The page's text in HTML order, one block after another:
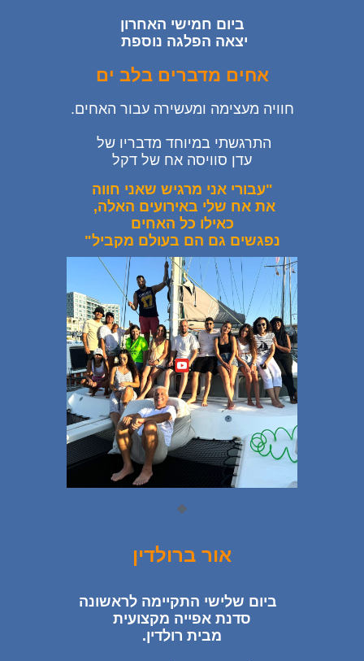
ביום חמישי האחרון
יצאה הפלגה נוספת
אחים מדברים בלב ים
חוויה מעצימה ומעשירה עבור האחים.
התרגשתי במיוחד מדבריו של
עדן סוויסה אח של דקל
"עבורי אני מרגיש שאני חווה
את אח שלי באירועים האלה,
כאילו כל האחים
נפגשים גם הם בעולם מקביל"
🔶
אור ברולדין
ביום שלישי התקיימה לראשונה
סדנת אפייה מקצועית
מבית רולדין.